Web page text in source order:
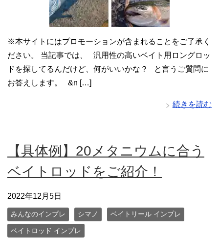
※本サイトにはプロモーションが含まれることをご了承く
ださい。 当記事では、 汎用性の高いベイト用ロングロッ
ドを探してるんだけど、何がいいかな？ と言うご質問に
お答えします。 &n […]
続きを読む
【具体例】20メタニウムに合う
ベイトロッドをご紹介！
2022年12月5日
みんなのインプレ シマノ ベイトリール インプレ
ベイトロッド インプレ